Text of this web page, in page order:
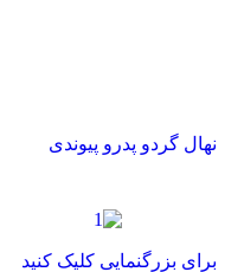
نهال گردو پدرو پیوندی
برای بزرگنمایی کلیک کنید